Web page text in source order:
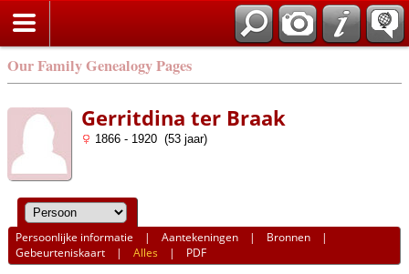
Our Family Genealogy Pages
Gerritdina ter Braak
1866 - 1920 (53 jaar)
Persoonlijke informatie |Aantekeningen | Bronnen |
Gebeurteniskaart |Alles | PDF